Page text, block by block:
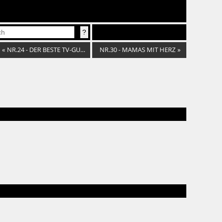
« NR.24 - DER BESTE TV-GUIDE! EURO! NR.30 - MAMAS MIT HERZ »